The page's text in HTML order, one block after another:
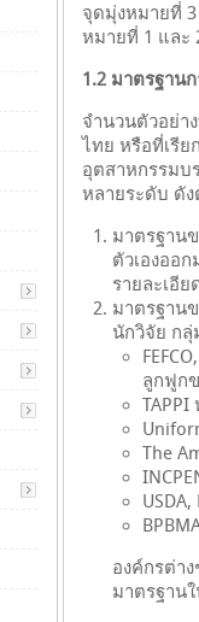
จุดมุ่งหมายที่
หมายที่ 1 และ
1.2 มาตรฐาน
จำนวนตัวอย่า
ไทย หรือที่เรี
อุตสาหกรรมบ
หลายระดับ ดั
มาตรฐาน
ตัวเองออ
รายละเอี
มาตรฐาน
นักวิจัย กลุ่
ลูกฟูก
The
องค์กรต่า
มาตรฐาน